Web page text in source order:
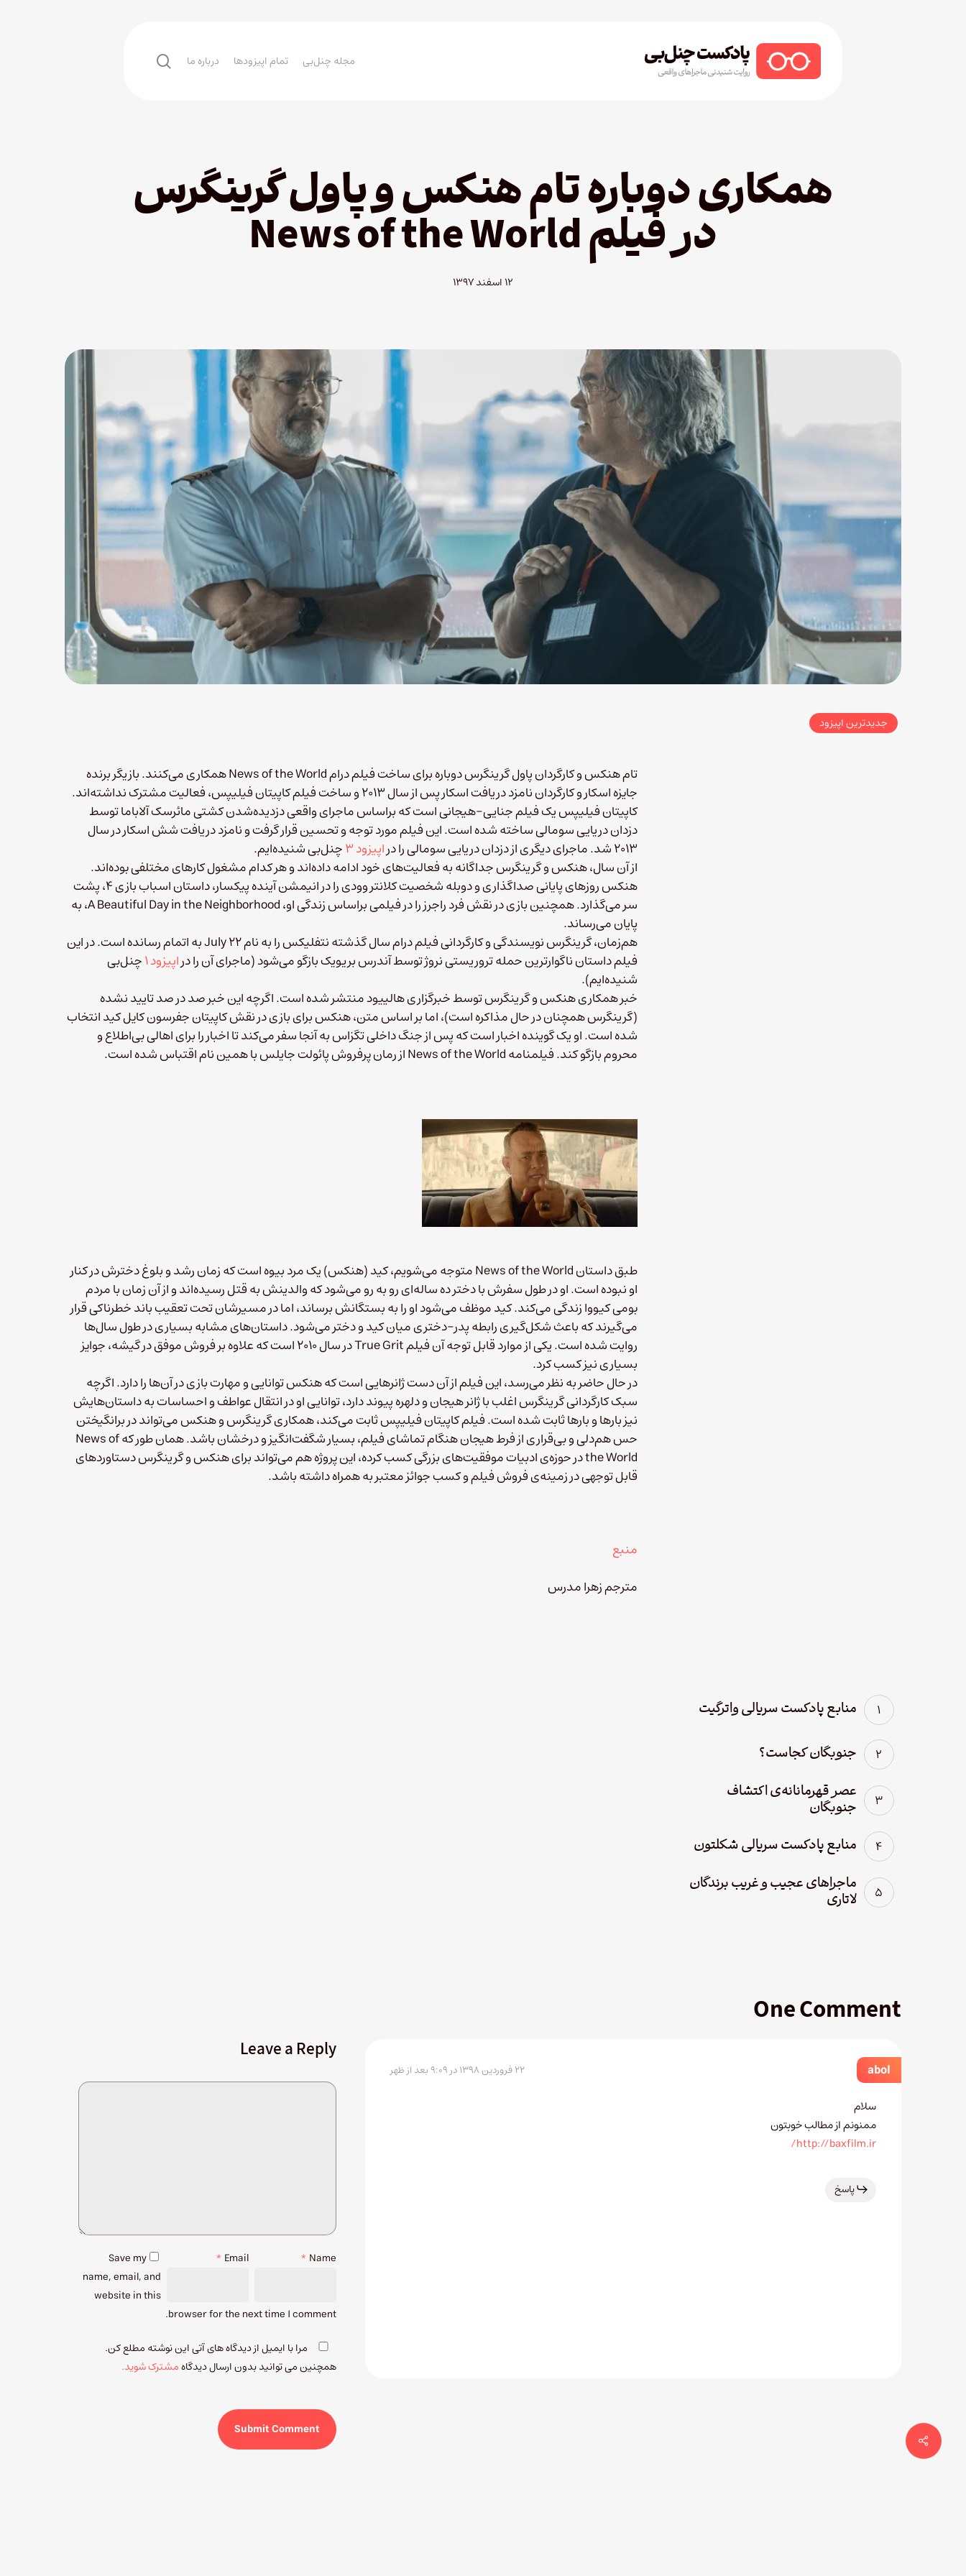
مجله چنل‌بی تمام اپیزودها درباره ما search
همکاری دوباره تام هنکس و پاول گرینگرس
در فیلم News of the World
۱۲ اسفند ۱۳۹۷
تام هنکس و کارگردان پاول گرینگرس دوباره برای ساخت فیلم درام News of the World همکاری می‌کنند. بازیگر برنده
جایزه اسکار و کارگردان نامزد دریافت اسکار پس از سال ۲۰۱۳ و ساخت فیلم کاپیتان فیلیپس، فعالیت مشترک نداشته‌اند.
کاپیتان فیلیپس یک فیلم جنایی-هیجانی است که براساس ماجرای واقعی دزدیده‌شدن کشتی مائرسک آلاباما توسط
دزدان دریایی سومالی ساخته شده است. این فیلم مورد توجه و تحسین قرار گرفت و نامزد دریافت شش اسکار در سال
۲۰۱۳ شد. ماجرای دیگری از دزدان دریایی سومالی را در
اپیزود ۳
چنل‌بی شنیده‌ایم.
از آن سال، هنکس و گرینگرس جداگانه به فعالیت‌های خود ادامه داده‌اند و هر کدام مشغول کارهای مختلفی بوده‌اند.
هنکس روزهای پایانی صداگذاری و دوبله شخصیت کلانتر وودی را در انیمشن آینده پیکسار، داستان اسباب بازی ۴، پشت
سر می‌گذارد. همچنین بازی در نقش فرد راجرز را در فیلمی براساس زندگی او، A Beautiful Day in the Neighborhood، به
پایان می‌رساند.
هم‌زمان، گرینگرس نویسندگی و کارگردانی فیلم درام سال گذشته نتفلیکس را به نام ۲۲ July به اتمام رسانده است. در این
فیلم داستان ناگوارترین حمله تروریستی نروژ توسط آندرس بریویک بازگو می‌شود (ماجرای آن را دراپیزود ۱ چنل‌بی
شنیده‌ایم).
خبر همکاری هنکس و گرینگرس توسط خبرگزاری هالییود منتشر شده است. اگرچه این خبر صد در صد تایید نشده
(گرینگرس همچنان در حال مذاکره است)، اما بر اساس متن، هنکس برای بازی در نقش کاپیتان جفرسون کایل کید انتخاب
شده است. او یک گوینده اخبار است که پس از جنگ داخلی تگزاس به آنجا سفر می‌کند تا اخبار را برای اهالی بی‌اطلاع و
محروم بازگو کند. فیلمنامه News of the World از رمان پرفروش پائولت جایلس با همین نام اقتباس شده است.
طبق داستان News of the World متوجه می‌شویم، کید (هنکس) یک مرد بیوه است که زمان رشد و بلوغ دخترش در کنار
او نبوده است. او در طول سفرش با دختر ده ساله‌ای رو به رو می‌شود که والدینش به قتل رسیده‌اند و از آن زمان با مردم
بومی کیووا زندگی می‌کند. کید موظف می‌شود او را به بستگانش برساند، اما در مسیرشان تحت تعقیب باند خطرناکی قرار
می‌گیرند که باعث شکل‌گیری رابطه پدر-دختری میان کید و دختر می‌شود. داستان‌های مشابه بسیاری در طول سال‌ها
روایت شده است. یکی از موارد قابل توجه آن فیلم True Grit در سال ۲۰۱۰ است که علاوه بر فروش موفق در گیشه، جوایز
بسیاری نیز کسب کرد.
در حال حاضر به نظر می‌رسد، این فیلم از آن دست ژانرهایی است که هنکس توانایی و مهارت بازی در آن‌ها را دارد. اگرچه
سبک کارگردانی گرینگرس اغلب با ژانر هیجان و دلهره پیوند دارد، توانایی او در انتقال عواطف و احساسات به داستان‌هایش
نیز بارها و بارها ثابت شده است. فیلم کاپیتان فیلیپس ثابت می‌کند، همکاری گرینگرس و هنکس می‌تواند در برانگیختن
حس هم‌دلی و بی‌قراری از فرط هیجان هنگام تماشای فیلم، بسیار شگفت‌انگیز و درخشان باشد. همان طور که News of
the World در حوزه‌ی ادبیات موفقیت‌های بزرگی کسب کرده، این پروژه هم می‌تواند برای هنکس و گرینگرس دستاوردهای
قابل توجهی در زمینه‌ی فروش فیلم و کسب جوائز معتبر به همراه داشته باشد.
منبع
مترجم زهرا مدرس
جدیدترین اپیزود
منابع پادکست سریالی واترگیت
جنوبگان کجاست؟
عصر قهرمانانه‌ی اکتشاف
جنوبگان
منابع پادکست سریالی شکلتون
ماجراهای عجیب و غریب برندگان
لاتاری
One Comment
abol ۲۲ فروردین ۱۳۹۸ در ۹:۰۹ بعد از ظهر
سلام
ممنونم از مطالب خوبتون
http://baxfilm.ir/
پاسخ
Leave a Reply
Name
*
Email
*
Save my
name, email, and
website in this
browser for the next time I comment.
مرا با ایمیل از دیدگاه های آتی این نوشته مطلع کن.
همچنین می توانید بدون ارسال دیدگاهمشترک شوید.